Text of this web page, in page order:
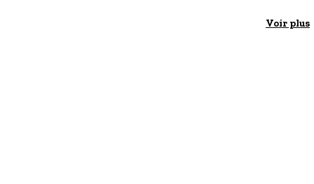
sonorisations de dernière génération : écranVoir plus